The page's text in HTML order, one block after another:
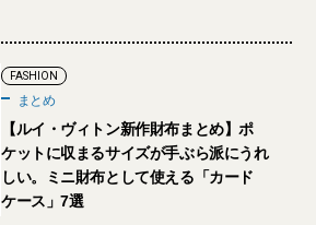
FASHION
まとめ
【ルイ・ヴィトン新作財布まとめ】ポ
ケットに収まるサイズが手ぶら派にうれ
しい。ミニ財布として使える「カード
ケース」7選